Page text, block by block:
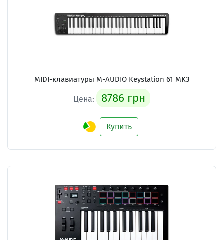
MIDI-клавиатуры M-AUDIO Keystation 61 MK3
Цена: 8786 грн
Купить